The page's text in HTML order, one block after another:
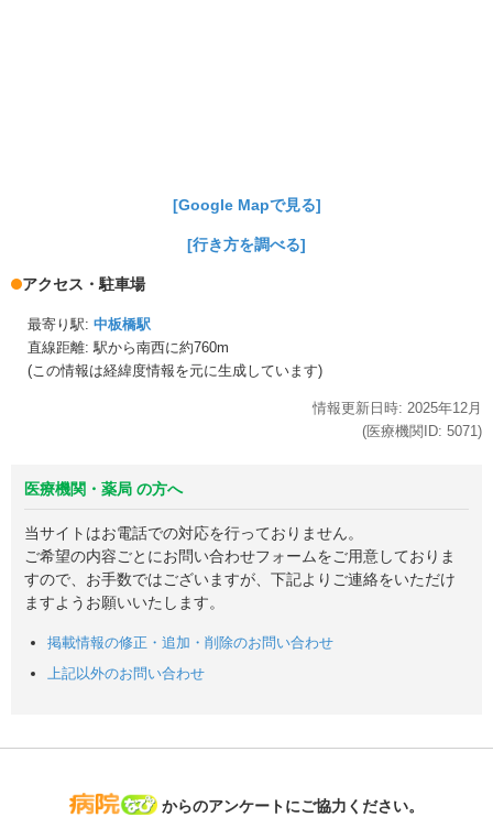
[Google Mapで見る]
[行き方を調べる]
アクセス・駐車場
最寄り駅: 中板橋駅
直線距離: 駅から南西に約760m
(この情報は経緯度情報を元に生成しています)
情報更新日時: 2025年12月
(医療機関ID: 5071)
医療機関・薬局 の方へ
当サイトはお電話での対応を行っておりません。
ご希望の内容ごとにお問い合わせフォームをご用意しておりま
すので、お手数ではございますが、下記よりご連絡をいただけ
ますようお願いいたします。
掲載情報の修正・追加・削除のお問い合わせ
上記以外のお問い合わせ
病院なび
からのアンケートにご協力ください。